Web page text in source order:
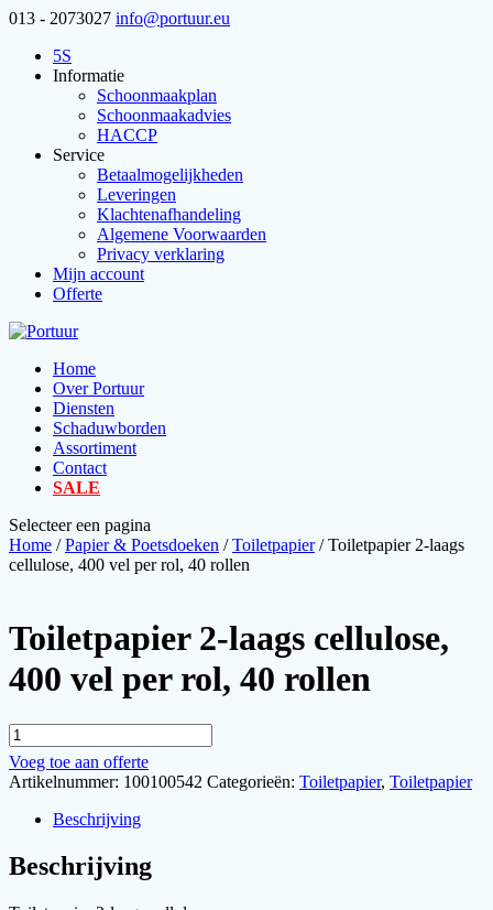
013 - 2073027 info@portuur.eu
5S
Informatie
Schoonmaakplan
Schoonmaakadvies
HACCP
Service
Betaalmogelijkheden
Leveringen
Klachtenafhandeling
Algemene Voorwaarden
Privacy verklaring
Mijn account
Offerte
Home
Over Portuur
Diensten
Schaduwborden
Assortiment
Contact
SALE
Selecteer een pagina
Home /Papier & Poetsdoeken /Toiletpapier/ Toiletpapier 2-laags
cellulose, 400 vel per rol, 40 rollen
Toiletpapier 2-laags cellulose,
400 vel per rol, 40 rollen
Toiletpapier
2-
laags
cellulose,
rol,
Voeg toe aan offerte
Artikelnummer: 100100542 Categorieën: Toiletpapier, Toiletpapier
Beschrijving
Beschrijving